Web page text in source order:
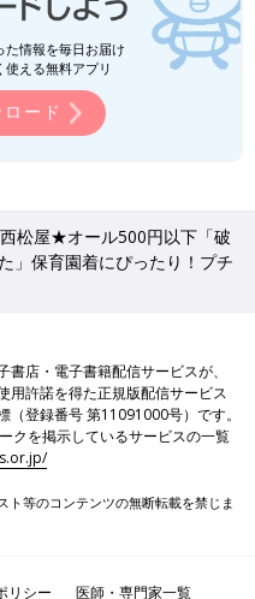
デイ、しまむら「とんで
「着せやすくて大満足」
人気の浴衣＆甚平4選
花火大会の季節がやってきま
イベントなので、お子さんに
てあげたいと考えている人が
しょうか？そこで今回は、プ
4選
が大人気の西松屋では、底値
ているようです。これからの
情報を毎日お届け
える無料アプリ
ード
西松屋★オール500円以下「破
」保育園着にぴったり！プチ
書店・電子書籍配信サービスが、
用許諾を得た正規版配信サービス
（登録番号 第11091000号）です。
クを掲示しているサービスの一覧
ト等のコンテンツの無断転載を禁じま
リシー 医師・専門家一覧